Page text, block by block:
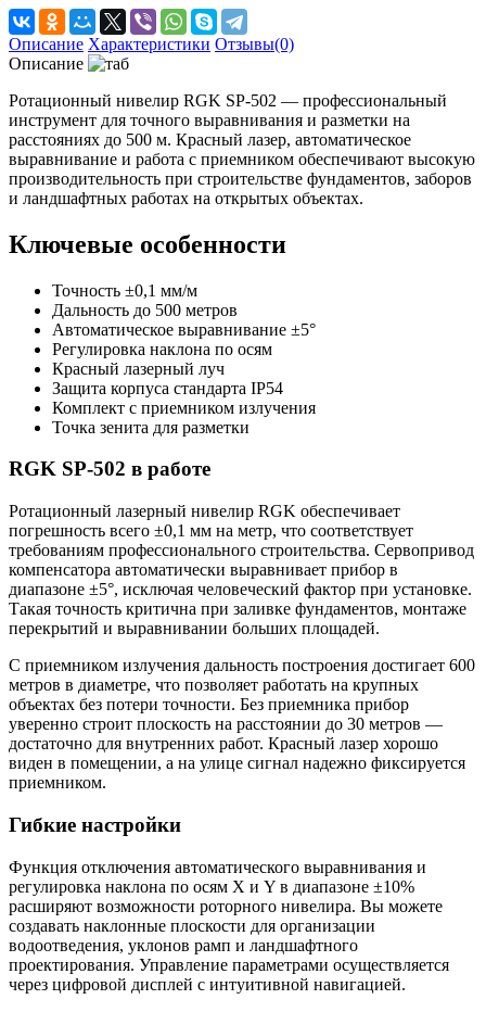
Описание Характеристики Отзывы(0)
Описание
Ротационный нивелир RGK SP-502 — профессиональный
инструмент для точного выравнивания и разметки на
расстояниях до 500 м. Красный лазер, автоматическое
выравнивание и работа с приемником обеспечивают высокую
производительность при строительстве фундаментов, заборов
и ландшафтных работах на открытых объектах.
Ключевые особенности
Точность ±0,1 мм/м
Дальность до 500 метров
Автоматическое выравнивание ±5°
Регулировка наклона по осям
Красный лазерный луч
Защита корпуса стандарта IP54
Комплект с приемником излучения
Точка зенита для разметки
RGK SP-502 в работе
Ротационный лазерный нивелир RGK обеспечивает
погрешность всего ±0,1 мм на метр, что соответствует
требованиям профессионального строительства. Сервопривод
компенсатора автоматически выравнивает прибор в
диапазоне ±5°, исключая человеческий фактор при установке.
Такая точность критична при заливке фундаментов, монтаже
перекрытий и выравнивании больших площадей.
С приемником излучения дальность построения достигает 600
метров в диаметре, что позволяет работать на крупных
объектах без потери точности. Без приемника прибор
уверенно строит плоскость на расстоянии до 30 метров —
достаточно для внутренних работ. Красный лазер хорошо
виден в помещении, а на улице сигнал надежно фиксируется
приемником.
Гибкие настройки
Функция отключения автоматического выравнивания и
регулировка наклона по осям X и Y в диапазоне ±10%
расширяют возможности роторного нивелира. Вы можете
создавать наклонные плоскости для организации
водоотведения, уклонов рамп и ландшафтного
проектирования. Управление параметрами осуществляется
через цифровой дисплей с интуитивной навигацией.